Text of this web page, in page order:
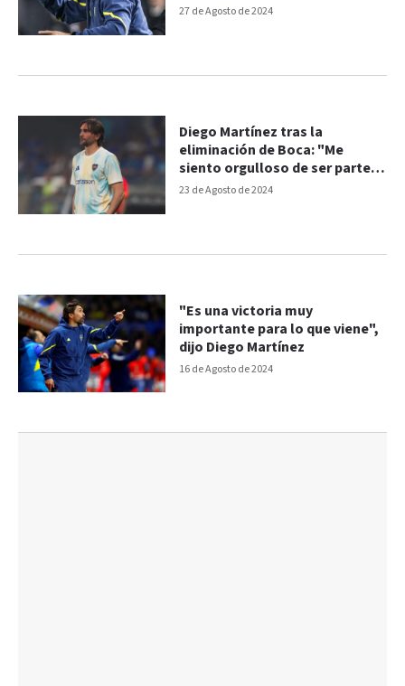
27 de Agosto de 2024
23 de Agosto de 2024
Diego Martínez tras la
eliminación de Boca: "Me
siento orgulloso de ser parte
de este grupo"
16 de Agosto de 2024
"Es una victoria muy
importante para lo que viene",
dijo Diego Martínez